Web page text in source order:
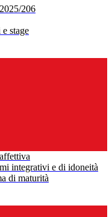
206
stage
integrativi e di idoneità
di maturità